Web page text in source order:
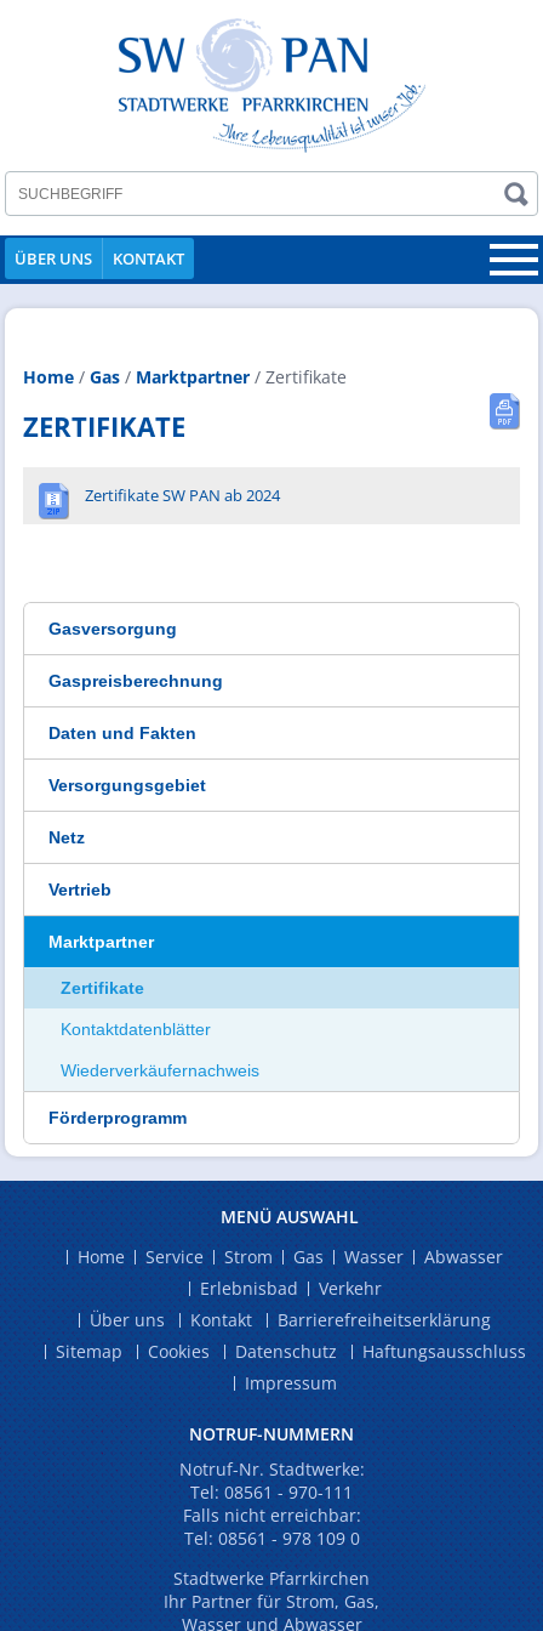
ÜBER UNS KONTAKT
Home / Gas / Marktpartner / Zertifikate
ZERTIFIKATE
Zertifikate SW PAN ab 2024
Gasversorgung
Gaspreisberechnung
Daten und Fakten
Versorgungsgebiet
Netz
Vertrieb
Marktpartner
Zertifikate
Kontaktdatenblätter
Wiederverkäufernachweis
Förderprogramm
MENÜ AUSWAHL
Home
Service Strom Gas Wasser
Abwasser
Erlebnisbad
Verkehr
Über uns
Kontakt
Barrierefreiheitserklärung
Sitemap
Cookies Datenschutz
Haftungsausschluss
Impressum
NOTRUF-NUMMERN
Notruf-Nr. Stadtwerke:
Tel: 08561 - 970-111
Falls nicht erreichbar:
Tel: 08561 - 978 109 0
Stadtwerke Pfarrkirchen
Ihr Partner für Strom, Gas,
Wasser und Abwasser